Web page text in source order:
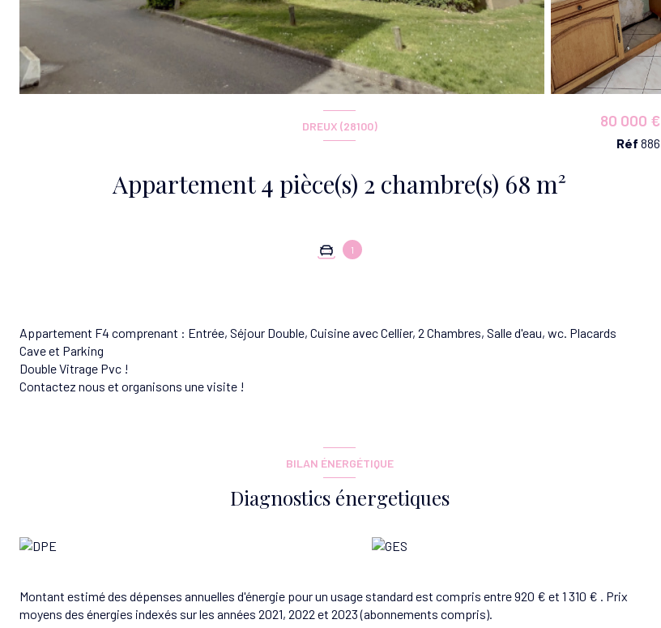
DREUX (28100)
Appartement 4 pièce(s) 2 chambre(s) 68 m²
1
80 000 €
Réf 886
Appartement F4 comprenant : Entrée, Séjour Double, Cuisine avec Cellier, 2 Chambres, Salle d'eau, wc. Placards
Cave et Parking
Double Vitrage Pvc !
Contactez nous et organisons une visite !
BILAN ÉNERGÉTIQUE
Diagnostics énergetiques
Montant estimé des dépenses annuelles d'énergie pour un usage standard est compris entre 920 € et 1 310 € . Prix
moyens des énergies indexés sur les années 2021, 2022 et 2023 (abonnements compris).